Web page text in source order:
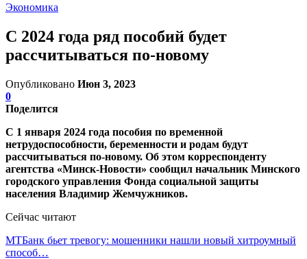
Экономика
С 2024 года ряд пособий будет
рассчитываться по-новому
Опубликовано Июн 3, 2023
0
Поделится
С 1 января 2024 года пособия по временной
нетрудоспособности, беременности и родам будут
рассчитываться по-новому. Об этом корреспонденту
агентства «Минск-Новости» сообщил начальник Минского
городского управления Фонда социальной защиты
населения Владимир Жемчужников.
Сейчас читают
МТБанк бьет тревогу: мошенники нашли новый хитроумный
способ…